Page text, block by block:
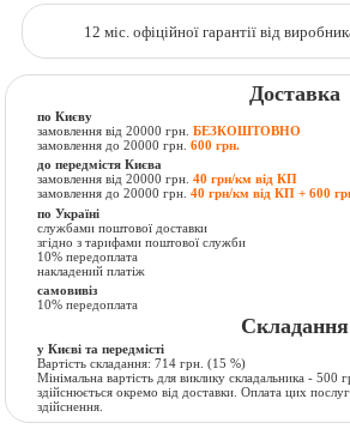
12 міс. офіційної гарантії від
Доставка
по Києву
замовлення від 20000 грн.БЕЗКОШТОВНО
замовлення до 20000 грн.600 грн.
до передмістя Києва
замовлення від 20000 грн.40 грн/км від КП
замовлення до 20000 грн.40 грн/км від КП + 600
по Україні
службами поштової доставки
згідно з тарифами поштової служби
10% передоплата
накладений платіж
самовивіз
10% передоплата
Складання
у Києві та передмісті
Вартість складання:714 грн. (15 %)
Мінімальна вартість для виклику складальника - 500
здійснюється окремо від доставки. Оплата цих послуг
здійснення.